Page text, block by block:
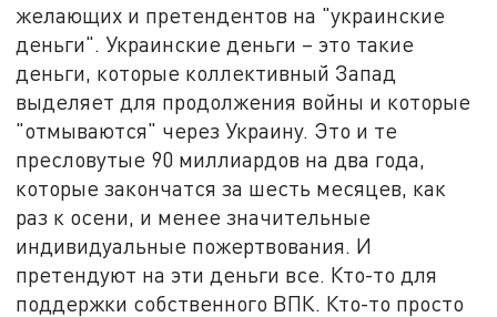
желающих и претендентов на "украинские
деньги". Украинские деньги – это такие
деньги, которые коллективный Запад
выделяет для продолжения войны и которые
"отмываются" через Украину. Это и те
пресловутые 90 миллиардов на два года,
которые закончатся за шесть месяцев, как
раз к осени, и менее значительные
индивидуальные пожертвования. И
претендуют на эти деньги все. Кто-то для
поддержки собственного ВПК. Кто-то просто